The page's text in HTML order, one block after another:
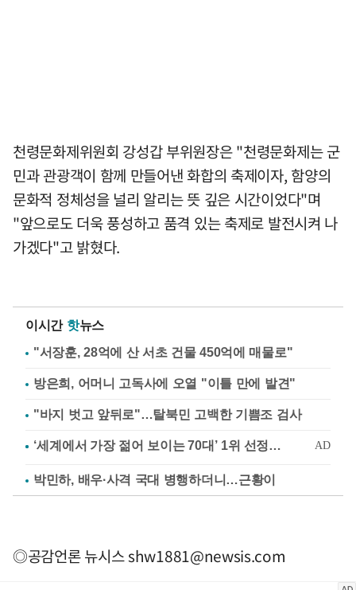
천령문화제위원회 강성갑 부위원장은 "천령문화제는 군
민과 관광객이 함께 만들어낸 화합의 축제이자, 함양의
문화적 정체성을 널리 알리는 뜻 깊은 시간이었다"며
"앞으로도 더욱 풍성하고 품격 있는 축제로 발전시켜 나
가겠다"고 밝혔다.
이시간 핫뉴스
"서장훈, 28억에 산 서초 건물 450억에 매물로"
방은희, 어머니 고독사에 오열 "이틀 만에 발견"
"바지 벗고 앞뒤로"…탈북민 고백한 기쁨조 검사
박민하, 배우·사격 국대 병행하더니…근황이
◎공감언론 뉴시스shw1881@newsis.com